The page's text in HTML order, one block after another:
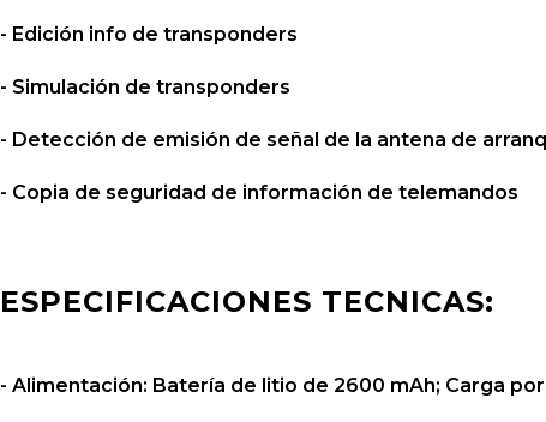
- Edición info de transponders
- Simulación de transponders
- Detección de emisión de señal de la antena de
- Copia de seguridad de información de telemandos
ESPECIFICACIONES TECNICAS:
- Alimentación: Batería de litio de 2600 mAh; Carga por